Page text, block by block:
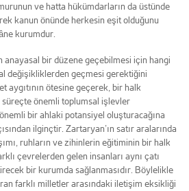
ve hatta hükümdarların da üstünde
kanun önünde herkesin eşit olduğunu
kurumdur.
anayasal bir düzene geçebilmesi için hangi
değişikliklerden geçmesi gerektiğini
aygıtının ötesine geçerek, bir halk
önemli toplumsal işlevler
bir ahlaki potansiyel oluşturacağına
ilginçtir. Zartaryan’ın satır aralarında
ruhların ve zihinlerin eğitiminin bir halk
çevrelerden gelen insanları aynı çatı
bir kurumda sağlanmasıdır. Böylelikle
farklı milletler arasındaki iletişim eksikliği